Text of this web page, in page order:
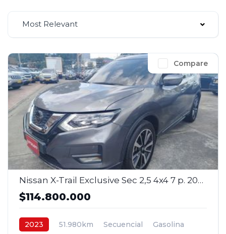
Most Relevant
Compare
Nissan X-Trail Exclusive Sec 2,5 4x4 7 p. 2023
$114.800.000
2023 51.980km Secuencial
Gasolina